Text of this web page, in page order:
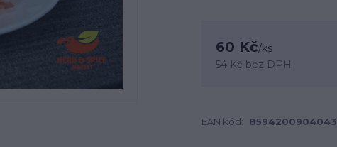
60 Kč/ks
54 Kč bez DPH
EAN kód: 8594200904043